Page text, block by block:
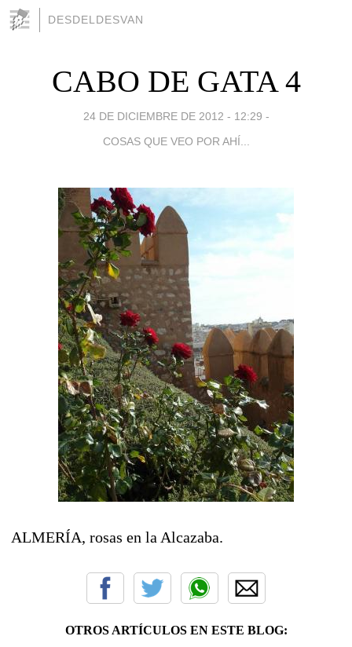
DESDELDESVAN
CABO DE GATA 4
24 DE DICIEMBRE DE 2012 - 12:29 -
COSAS QUE VEO POR AHÍ...
ALMERÍA, rosas en la Alcazaba.
OTROS ARTÍCULOS EN ESTE BLOG: